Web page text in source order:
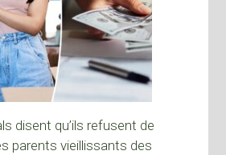
disent qu’ils refusent de
parents vieillissants des